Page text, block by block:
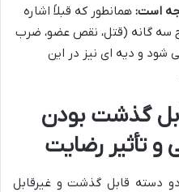
است: همانطور که قبلاً اشاره
سه گانه (قتل، نقص عضو، ضرب
شود و دیه ای نیز در این
گذشت بودن
تأثیر رضایت
دسته قابل گذشت و غیرقابل